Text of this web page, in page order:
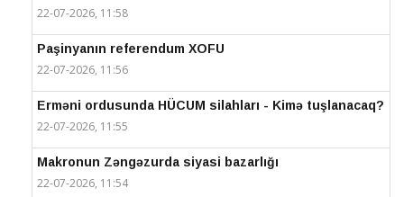
22-07-2026, 11:58
Paşinyanın referendum XOFU
22-07-2026, 11:56
Erməni ordusunda HÜCUM silahları - Kimə tuşlanacaq?
22-07-2026, 11:55
Makronun Zəngəzurda siyasi bazarlığı
22-07-2026, 11:54